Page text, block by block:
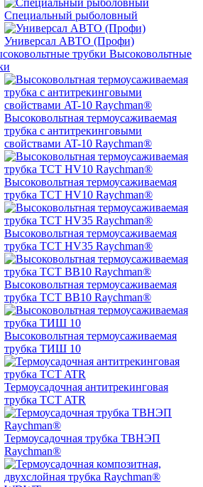
Специальный рыболовный
Универсал АВТО (Профи)
Высоковольтные
Высоковольтная термоусаживаемая
трубка с антитрекинговыми
свойствами AT-10 Raychman®
Высоковольтная термоусаживаемая
трубка TCT HV10 Raychman®
Высоковольтная термоусаживаемая
трубка TCT HV35 Raychman®
Высоковольтная термоусаживаемая
трубка TCT BB10 Raychman®
Высоковольтная термоусаживаемая
трубка ТИШ 10
Термоусадочная антитрекинговая
трубка TCT ATR
Термоусадочная трубка ТВНЭП
Raychman®